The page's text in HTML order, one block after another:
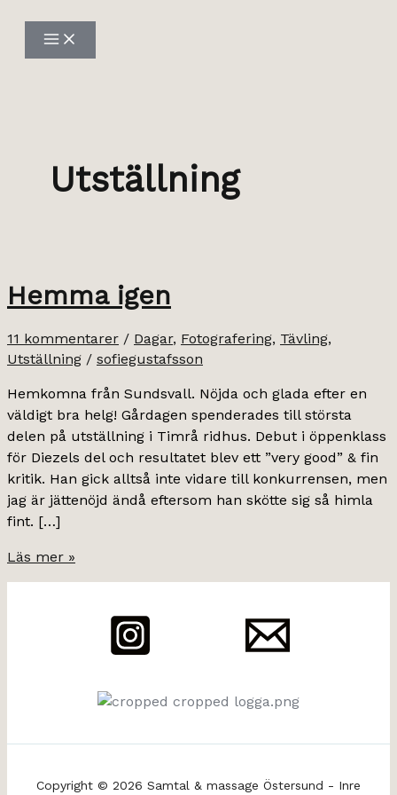
innehåll
Utställning
Hemma igen
11 kommentarer / Dagar, Fotografering, Tävling,
Utställning / sofiegustafsson
Hemkomna från Sundsvall. Nöjda och glada efter en
väldigt bra helg! Gårdagen spenderades till största
delen på utställning i Timrå ridhus. Debut i öppenklass
för Diezels del och resultatet blev ett ”very good” & fin
kritik. Han gick alltså inte vidare till konkurrensen, men
jag är jättenöjd ändå eftersom han skötte sig så himla
fint. […]
Hemma
Läs mer »
Copyright © 2026 Samtal & massage Östersund - Inre